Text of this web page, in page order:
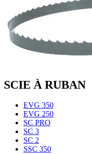
SCIE À RUBAN
EVG 350
EVG 250
SC PRO
SC 3
SC 2
SSC 350